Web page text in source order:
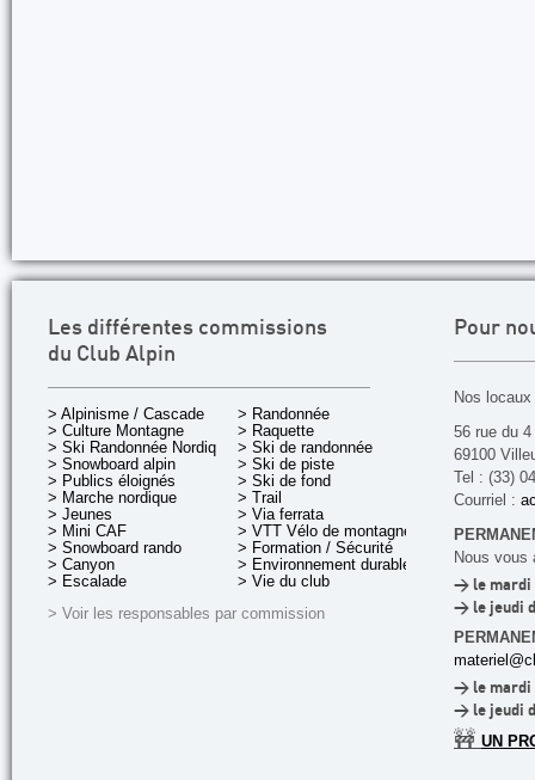
Les différentes commissions
du Club Alpin
> Alpinisme / Cascade
> Culture Montagne
> Ski Randonnée Nordique
> Snowboard alpin
> Publics éloignés
> Marche nordique
> Jeunes
> Mini CAF
> Snowboard rando
> Canyon
> Escalade
> Randonnée
> Raquette
> Ski de randonnée
> Ski de piste
> Ski de fond
> Trail
> Via ferrata
> VTT Vélo de montagne
> Formation / Sécurité
> Environnement durable
> Vie du club
> Voir les responsables par commission
Pour
Nos
56 rue du
69100
Tel : (33)
Courriel :
Nous vous
> le mardi
> le jeudi
> le mardi
> le jeudi
🚧 UN